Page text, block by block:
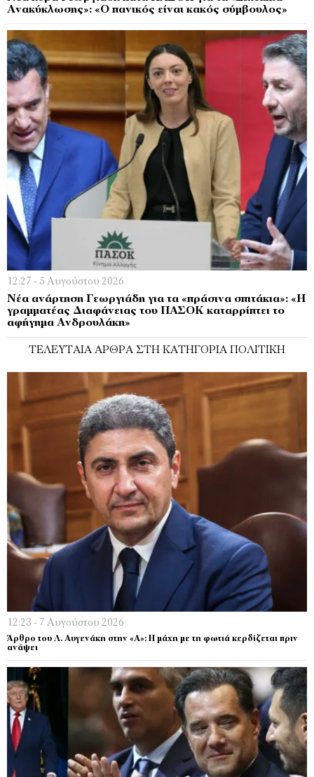
Ανακύκλωσης»: «Ο πανικός είναι κακός σύμβουλος»
12:27 - 5 Αυγούστου 2026
Νέα ανάρτηση Γεωργιάδη για τα «πράσινα σπιτάκια»: «Η
γραμματέας Διαφάνειας του ΠΑΣΟΚ καταρρίπτει το
αφήγημα Ανδρουλάκη»
ΤΕΛΕΥΤΑΊΑ ΆΡΘΡΑ ΣΤΗ ΚΑΤΗΓΟΡΊΑ ΠΟΛΙΤΙΚΉ
12:23 - 7 Αυγούστου 2026
Άρθρο του Λ. Αυγενάκη στην «Α»: Η μάχη με τη φωτιά κερδίζεται πριν
ανάψει